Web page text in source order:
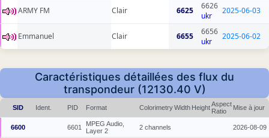
ARMY FM Clair 6625
6626
ukr
2025-06-03
Emmanuel Clair 6655
6656
ukr
2025-06-02
Caractéristiques détaillées des flux du
transpondeur (12130.40 V)
SID Ident. PID Format ColorimetryWidth HeightAspect
Ratio
Mise à jour
6600 6601
MPEG Audio,
Layer 2
2 channels 2026-08-09